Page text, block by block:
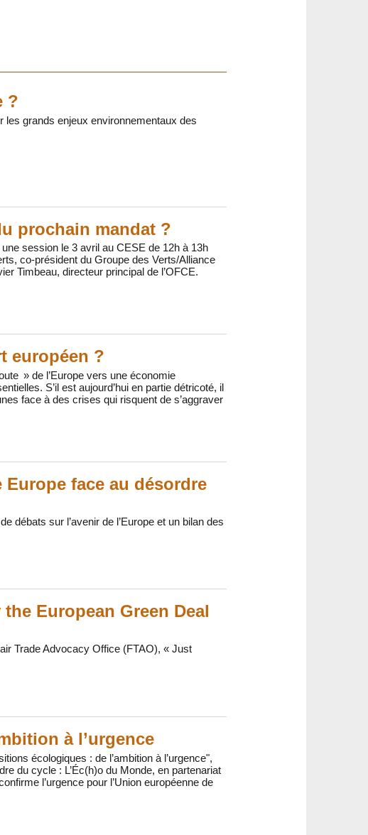
?
les grands enjeux environnementaux des
prochain mandat ?
session le 3 avril au CESE de 12h à 13h
co-président du Groupe des Verts/Alliance
Timbeau, directeur principal de l’OFCE.
européen ?
» de l’Europe vers une économie
S’il est aujourd’hui en partie détricoté, il
face à des crises qui risquent de s’aggraver
face au désordre
débats sur l’avenir de l’Europe et un bilan des
European Green Deal
Trade Advocacy Office (FTAO), « Just
à l’urgence
écologiques : de l’ambition à l’urgence",
du cycle : L’Éc(h)o du Monde, en partenariat
l’urgence pour l’Union européenne de